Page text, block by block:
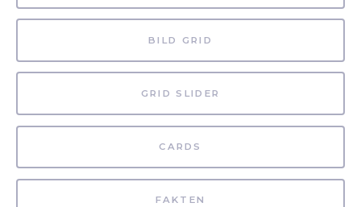
BILD GRID
GRID SLIDER
CARDS
FAKTEN